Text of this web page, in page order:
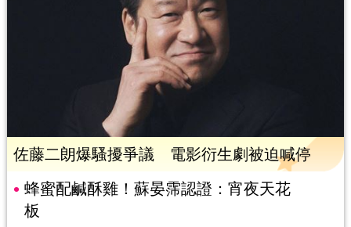
佐藤二朗爆騷擾爭議 電影衍生劇被迫喊停
蜂蜜配鹹酥雞！蘇晏霈認證：宵夜天花
板